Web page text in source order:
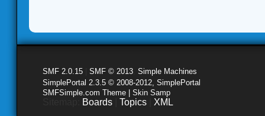
SMF 2.0.15 SMF © 2013 Simple Machines
SimplePortal 2.3.5 © 2008-2012, SimplePortal
SMFSimple.com Theme | Skin Samp
Boards Topics XML